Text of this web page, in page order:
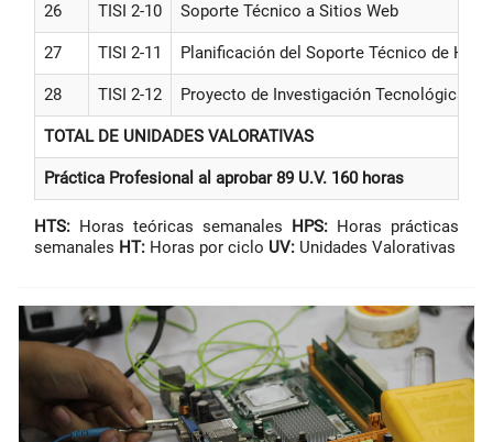
26 TISI 2-10 Soporte Técnico a Sitios Web
27 TISI 2-11 Planificación del Soporte Técnico de
28 TISI 2-12 Proyecto de Investigación Tecnológica de
TOTAL DE UNIDADES VALORATIVAS
Práctica Profesional al aprobar 89 U.V. 160 horas
HTS: Horas teóricas semanales HPS: Horas prácticas
semanales HT: Horas por ciclo UV: Unidades Valorativas